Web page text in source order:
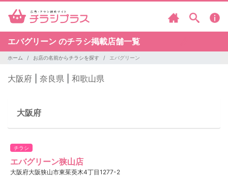
エバグリーン のチラシ掲載店舗一覧
ホーム お店の名前からチラシを探す エバグリーン
大阪府 奈良県 和歌山県
大阪府
チラシ
エバグリーン狭山店
大阪府大阪狭山市東茱萸木4丁目1277-2